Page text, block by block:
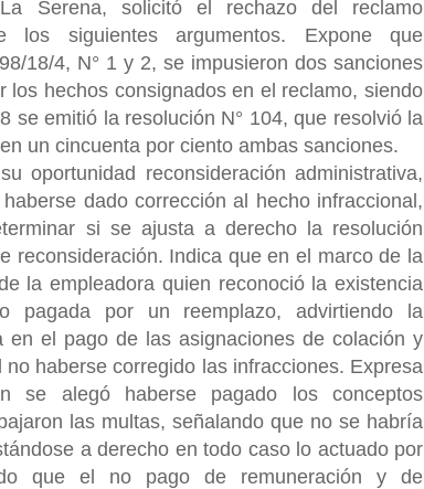
Serena, solicitó el rechazo del reclamo
siguientes argumentos. Expone que
18/4, N° 1 y 2, se impusieron dos sanciones
hechos consignados en el reclamo, siendo
se emitió la resolución N° 104, que resolvió la
un cincuenta por ciento ambas sanciones.
oportunidad reconsideración administrativa,
dado corrección al hecho infraccional,
si se ajusta a derecho la resolución
reconsideración. Indica que en el marco de la
la empleadora quien reconoció la existencia
pagada por un reemplazo, advirtiendo la
en el pago de las asignaciones de colación y
haberse corregido las infracciones. Expresa
se alegó haberse pagado los conceptos
las multas, señalando que no se habría
a derecho en todo caso lo actuado por
que el no pago de remuneración y de